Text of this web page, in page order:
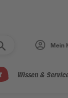
Mein
Wissen &